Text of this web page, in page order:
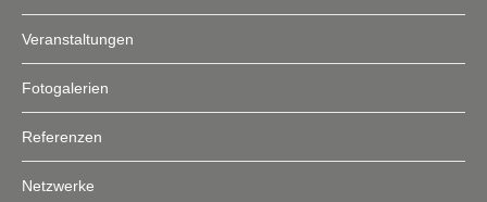
Veranstaltungen
Fotogalerien
Referenzen
Netzwerke